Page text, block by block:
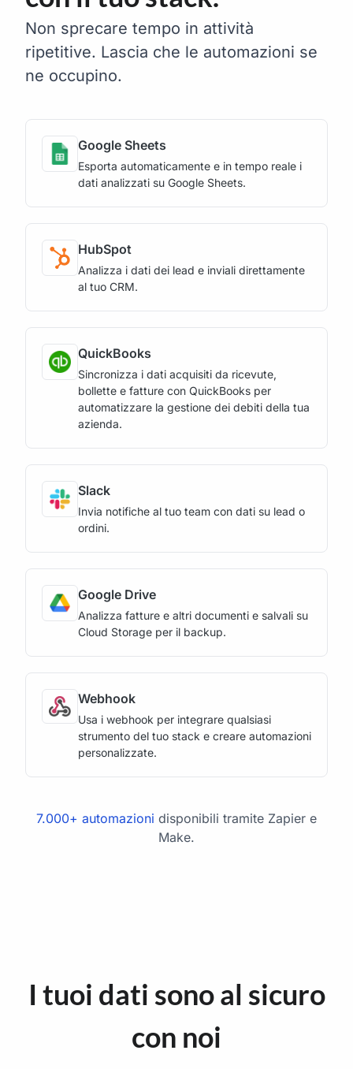
Non sprecare tempo in attività
ripetitive. Lascia che le automazioni se
ne occupino.
Google Sheets
Esporta automaticamente e in tempo reale i
dati analizzati su Google Sheets.
HubSpot
Analizza i dati dei lead e inviali direttamente
al tuo CRM.
QuickBooks
Sincronizza i dati acquisiti da ricevute,
bollette e fatture con QuickBooks per
automatizzare la gestione dei debiti della tua
azienda.
Slack
Invia notifiche al tuo team con dati su lead o
ordini.
Google Drive
Analizza fatture e altri documenti e salvali su
Cloud Storage per il backup.
Webhook
Usa i webhook per integrare qualsiasi
strumento del tuo stack e creare automazioni
personalizzate.
7.000+ automazioni disponibili tramite Zapier e
Make.
I tuoi dati sono al sicuro
con noi